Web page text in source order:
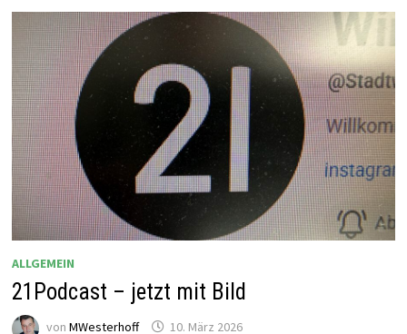
ALLGEMEIN
21Podcast – jetzt mit Bild
von MWesterhoff 10. März 2026